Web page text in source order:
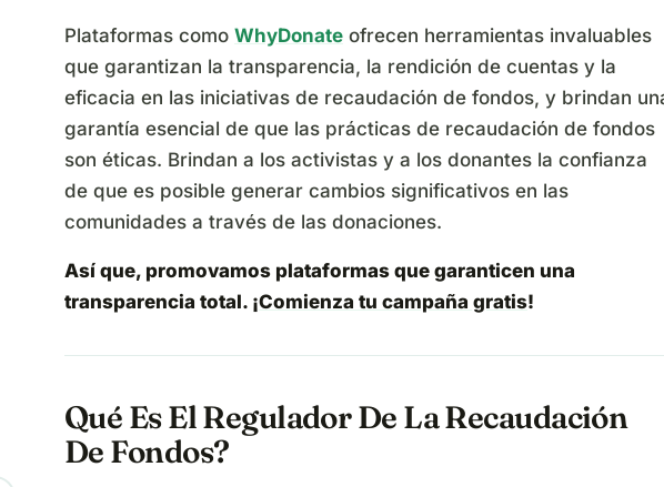
Plataformas como WhyDonate ofrecen herramientas invaluables
que garantizan la transparencia, la rendición de cuentas y la
eficacia en las iniciativas de recaudación de fondos, y brindan
garantía esencial de que las prácticas de recaudación de fondos
son éticas. Brindan a los activistas y a los donantes la confianza
de que es posible generar cambios significativos en las
comunidades a través de las donaciones.
Así que, promovamos plataformas que garanticen una
transparencia total. ¡Comienza tu campaña gratis!
Qué Es El Regulador De La Recaudación
De Fondos?